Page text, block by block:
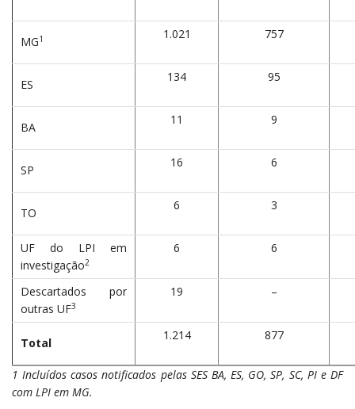
MG1 1.021 757
ES
134 95
BA
11 9
SP
16 6
TO
6 3
UF do LPI em
investigação2
6 6
Descartados por
outras UF3
19 –
Total
1.214 877
1Incluídos casos notificados pelas SES BA, ES, GO, SP, SC, PI e DF
com LPI em MG.